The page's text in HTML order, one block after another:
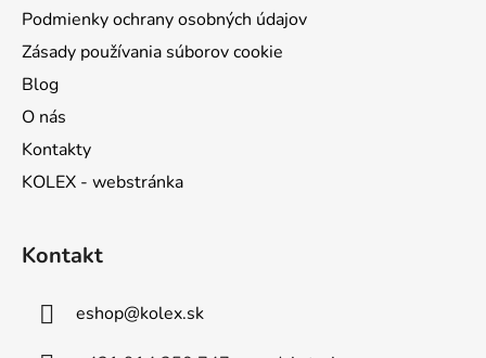
Podmienky ochrany osobných údajov
Zásady používania súborov cookie
Blog
O nás
Kontakty
KOLEX - webstránka
Kontakt
eshop@kolex.sk